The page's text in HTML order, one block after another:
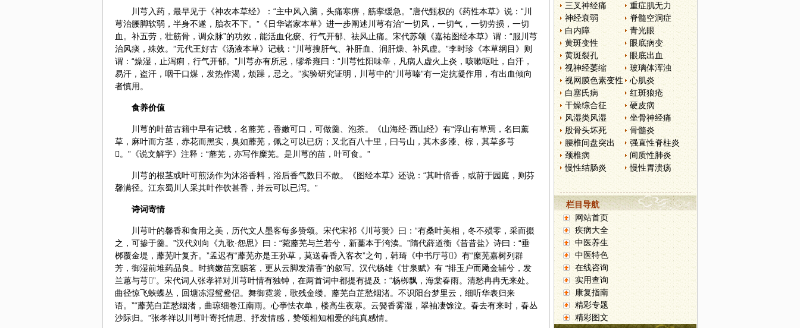
川芎入药，最早见于《神农本草经》：“主中风入脑，头痛寒痹，筋挛缓急。”唐代甄权的《药性本草》说：“川
芎治腰脚软弱，半身不遂，胎衣不下。”《日华诸家本草》进一步阐述川芎有治“一切风，一切气，一切劳损，一切
血。补五劳，壮筋骨，调众脉”的功效，能活血化瘀、行气开郁、祛风止痛。宋代苏颂《嘉祐图经本草》谓：“服川芎
治风痰，殊效。”元代王好古 《汤液本草》记载：“川芎搜肝气、补肝血、润肝燥、补风虚。”李时珍 《本草纲目》则
谓：“燥湿，止泻痢，行气开郁。”川芎亦有所忌，缪希雍曰：“川芎性阳味辛，凡病人虚火上炎，咳嗽呕吐，自汗，
易汗，盗汗，咽干口煤，发热作渴，烦躁，忌之。”实验研究证明，川芎中的“川芎嗪”有一定抗凝作用，有出血倾向
者慎用。
食养价值
川芎的叶苗古籍中早有记载，名蘼芜，香嫩可口，可做羹、泡茶。《山海经·西山经》有“浮山有草焉，名曰薰
草，麻叶而方茎，赤花而黑实，臭如蘼芜，佩之可以已疠；又北百八十里，曰号山，其木多漆、棕，其草多芎
。”《说文解字》注释：“蘼芜，亦写作糜芜。是川芎的苗，叶可食。”
川芎的根茎或叶可煎汤作为沐浴香料，浴后香气数日不散。《图经本草》还说：“其叶倍香，或莳于园庭，则芬
馨满径。江东蜀川人采其叶作饮甚香，并云可以已泻。”
诗词寄情
川芎叶的馨香和食用之美，历代文人墨客每多赞颂。宋代宋祁《川芎赞》曰：“有桑叶美相，冬不殒零，采而掇
之，可掺于羹。”汉代刘向《九歌·怨思》曰：“菀蘼芜与兰若兮，新藳本于洿渎。”隋代薛道衡《昔昔盐》诗曰：“垂
桞覆金堤，蘼芜叶复齐。”孟迟有“蘼芜亦是王孙草，莫送春香入客衣”之句，韩琦《中书厅芎》有“糜芜嘉树列群
芳，御湿前堆药品良。时摘嫩苗烹赐茗，更从云脚发清香”的叙写。汉代杨雄《甘泉赋》有 “排玉户而飏金辅兮，发
兰蕙与芎”。宋代词人张孝祥对川芎叶情有独钟，在两首词中都提有提及：“杨栁飘，海棠春雨。清愁冉冉无来处。
曲径惊飞蛱蝶丛，回塘冻湿鸳鸯侣。舞御霓裳，歌残金缕。蘼芜白芷愁烟渚。不识阳台梦里云，细听华表归来
语。”“蘼芜白芷愁烟渚，曲琼细巻江南雨。心亊怯衣单，楼高生夜寒。云鬓香雾湿，翠袖凄馀泣。春去有来时，春丛
沙际归。”张孝祥以川芎叶寄托情思、抒发情感，赞颂相知相爱的纯真感情。
三叉神经痛
重症肌无力
神经衰弱
脊髓空洞症
白内障
青光眼
黄斑变性
眼底病变
黄斑裂孔
眼底出血
视神经萎缩
玻璃体浑浊
视网膜色素变性
心肌炎
白塞氏病
红斑狼疮
干燥综合征
硬皮病
风湿类风湿
坐骨神经痛
股骨头坏死
骨髓炎
腰椎间盘突出
强直性脊柱炎
颈椎病
间质性肺炎
慢性结肠炎
慢性胃溃疡
栏目导航
网站首页
疾病大全
中医养生
中医特色
在线咨询
实用查询
康复指南
精彩专题
精彩图文